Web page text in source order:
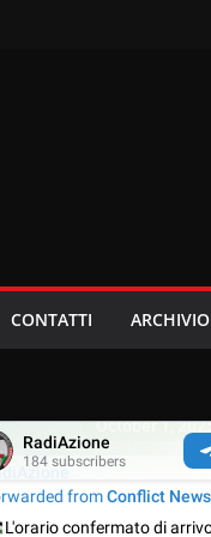
CONTATTI ARCHIVIO